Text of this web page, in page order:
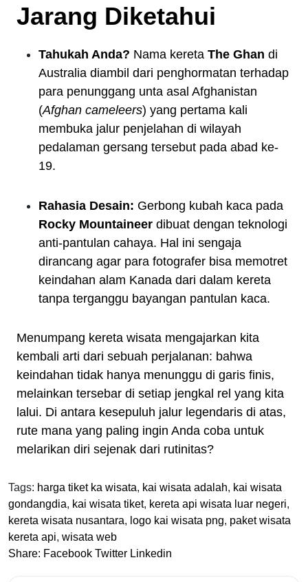
Jarang Diketahui
Tahukah Anda? Nama kereta The Ghan di
Australia diambil dari penghormatan terhadap
para penunggang unta asal Afghanistan
(Afghan cameleers) yang pertama kali
membuka jalur penjelahan di wilayah
pedalaman gersang tersebut pada abad ke-
19.
Rahasia Desain: Gerbong kubah kaca pada
Rocky Mountaineer dibuat dengan teknologi
anti-pantulan cahaya. Hal ini sengaja
dirancang agar para fotografer bisa memotret
keindahan alam Kanada dari dalam kereta
tanpa terganggu bayangan pantulan kaca.
Menumpang kereta wisata mengajarkan kita
kembali arti dari sebuah perjalanan: bahwa
keindahan tidak hanya menunggu di garis finis,
melainkan tersebar di setiap jengkal rel yang kita
lalui. Di antara kesepuluh jalur legendaris di atas,
rute mana yang paling ingin Anda coba untuk
melarikan diri sejenak dari rutinitas?
Tags: harga tiket ka wisata, kai wisata adalah, kai wisata
gondangdia, kai wisata tiket, kereta api wisata luar negeri,
kereta wisata nusantara, logo kai wisata png, paket wisata
kereta api, wisata web
Share: Facebook Twitter Linkedin